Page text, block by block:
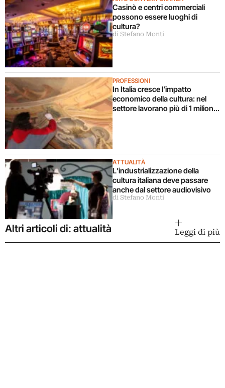
Casinò e centri commerciali
possono essere luoghi di
cultura?
di Stefano Monti
PROFESSIONI
In Italia cresce l’impatto
economico della cultura: nel
settore lavorano più di 1 milione
ATTUALITÀ
L’industrializzazione della
cultura italiana deve passare
anche dal settore audiovisivo
di Stefano Monti
Altri articoli di: attualità Leggi di più